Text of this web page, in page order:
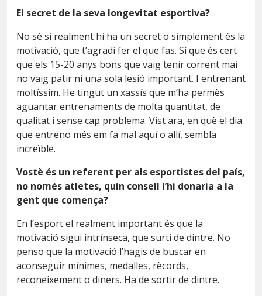
El secret de la seva longevitat esportiva?
No sé si realment hi ha un secret o simplement és la
motivació, que t’agradi fer el que fas. Sí que és cert
que els 15-20 anys bons que vaig tenir corrent mai
no vaig patir ni una sola lesió important. I entrenant
moltíssim. He tingut un xassís que m’ha permès
aguantar entrenaments de molta quantitat, de
qualitat i sense cap problema. Vist ara, en què el dia
que entreno més em fa mal aquí o allí, sembla
increïble.
Vostè és un referent per als esportistes del país,
no només atletes, quin consell l’hi donaria a la
gent que comença?
En l’esport el realment important és que la
motivació sigui intrínseca, que surti de dintre. No
penso que la motivació l’hagis de buscar en
aconseguir mínimes, medalles, rècords,
reconeixement o diners. Ha de sortir de dintre.